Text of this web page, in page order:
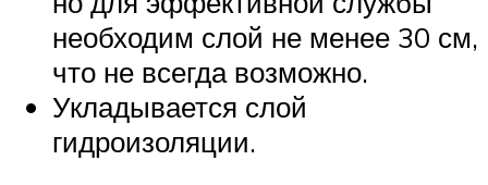
необходим слой не менее 30 см,
что не всегда возможно.
Укладывается слой
гидроизоляции.